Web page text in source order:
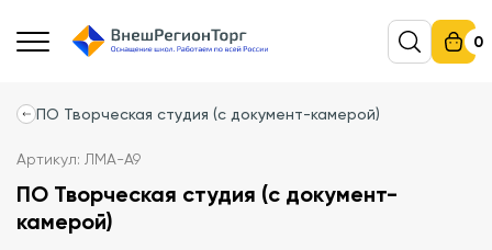
0
ПО Творческая студия (с документ-камерой)
Артикул: ЛМА-А9
ПО Творческая студия (с документ-
камерой)